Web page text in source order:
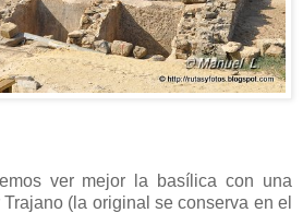
ver mejor la basílica con una
(la original se conserva en el